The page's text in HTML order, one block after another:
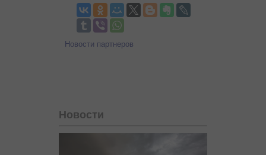
Новости партнеров
Новости